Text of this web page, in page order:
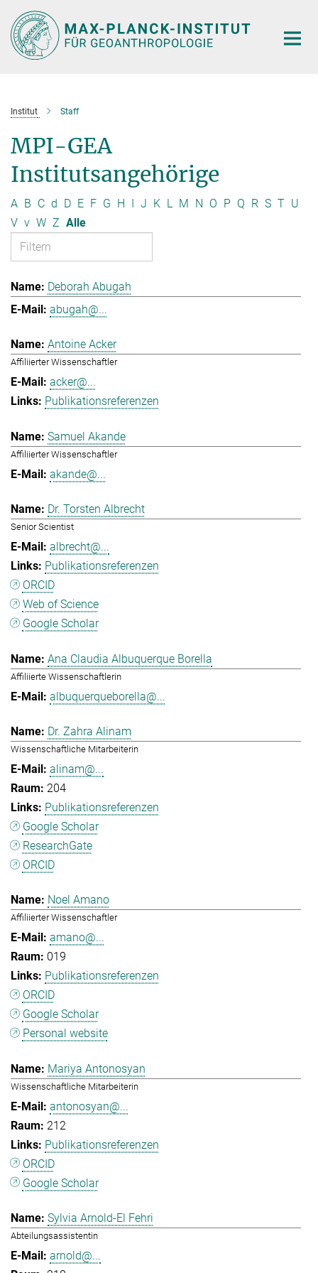
Hauptinhalt
Institut Staff
MPI-GEA
Institutsangehörige
A B C d D E F G H I J K L M N O P Q R S T U
V v W Z Alle
Deborah Abugah
abugah@...
Antoine Acker
Affiliierter Wissenschaftler
acker@...
Publikationsreferenzen
Samuel Akande
Affiliierter Wissenschaftler
akande@...
Dr. Torsten Albrecht
Senior Scientist
albrecht@...
Publikationsreferenzen
ORCID
Web of Science
Google Scholar
Ana Claudia Albuquerque Borella
Affiliierte Wissenschaftlerin
albuquerqueborella@...
Dr. Zahra Alinam
Wissenschaftliche Mitarbeiterin
alinam@...
204
Publikationsreferenzen
Google Scholar
ResearchGate
ORCID
Noel Amano
Affiliierter Wissenschaftler
amano@...
019
Publikationsreferenzen
ORCID
Google Scholar
Personal website
Mariya Antonosyan
Wissenschaftliche Mitarbeiterin
antonosyan@...
212
Publikationsreferenzen
ORCID
Google Scholar
Sylvia Arnold-El Fehri
Abteilungsassistentin
arnold@...